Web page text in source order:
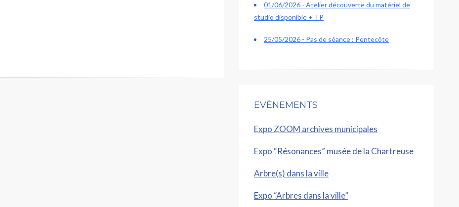
01/06/2026 - Atelier découverte du matériel de
studio disponible + TP
25/05/2026 - Pas de séance : Pentecôte
EVÈNEMENTS
Expo ZOOM archives municipales
Expo “Résonances” musée de la Chartreuse
Arbre(s) dans la ville
Expo “Arbres dans la ville”